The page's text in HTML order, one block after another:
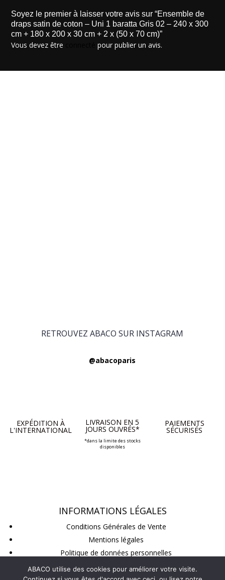
Soyez le premier à laisser votre avis sur “Ensemble de
draps satin de coton – Uni 1 baratta Gris 02 – 240 x 300
cm + 180 x 200 x 30 cm + 2 x (50 x 70 cm)”
Vous devez être pour publier un avis.
RETROUVEZ ABACO SUR INSTAGRAM
@abacoparis
EXPÉDITION À
L'INTERNATIONAL
LIVRAISON EN 5
JOURS OUVRÉS*
*dans la limite des stocks
disponibles
PAIEMENTS
SÉCURISÉS
INFORMATIONS LÉGALES
Conditions Générales de Vente
Mentions légales
Politique de données personnelles
Conditions de retour
ABACO utilise des cookies pour améliorer votre visite.